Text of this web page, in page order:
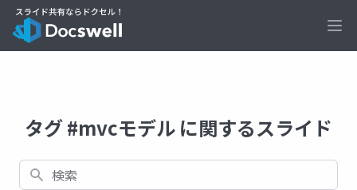
タグ #mvcモデル に関するスライド
検索